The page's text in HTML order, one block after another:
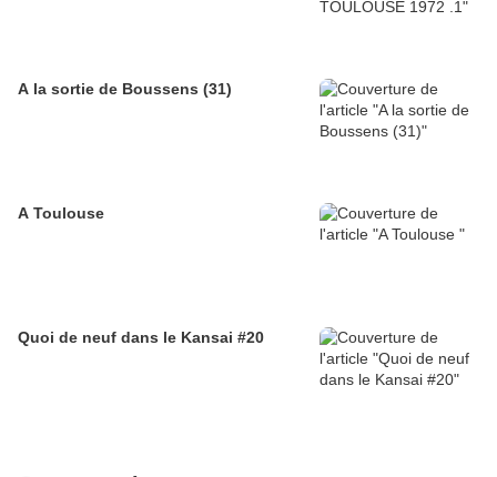
A la sortie de Boussens (31)
A Toulouse
Quoi de neuf dans le Kansai #20